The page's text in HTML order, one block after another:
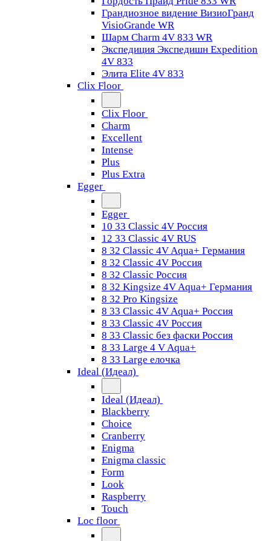
Грандиозное видение ВизиоГранд
VisioGrande WR
Шарм Charm 4V 833 WR
Экспедиция Экспедишн Expedition
4V 833
Элита Elite 4V 833
Clix Floor
Clix Floor
Charm
Excellent
Intense
Plus
Plus Extra
Egger
Egger
10 33 Classic 4V Россия
12 33 Classic 4V RUS
8 32 Classic 4V Aqua+ Германия
8 32 Classic 4V Россия
8 32 Classic Россия
8 32 Kingsize 4V Aqua+ Германия
8 32 Pro Kingsize
8 33 Classic 4V Aqua+ Россия
8 33 Classic 4V Россия
8 33 Classic без фаски Россия
8 33 Large 4 V Aqua+
8 33 Large елочка
Ideal (Идеал)
Ideal (Идеал)
Blackberry
Choice
Cranberry
Enigma
Enigma classic
Form
Look
Raspberry
Touch
Loc floor